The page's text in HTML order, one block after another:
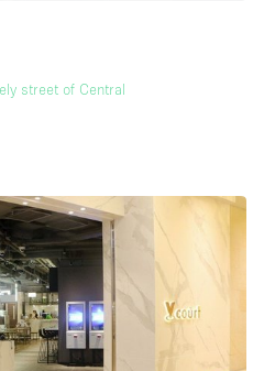
street of Central